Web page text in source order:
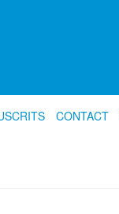
CONTACT